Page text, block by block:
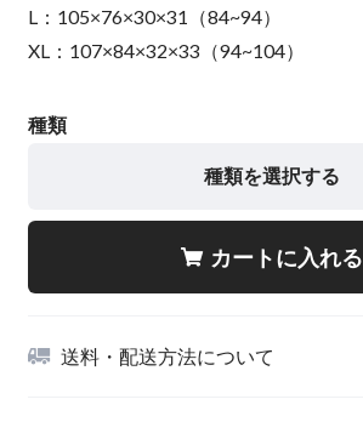
L：105×76×30×31（84~94）
XL：107×84×32×33（94~104）
種類
種類を選択する
カートに入れる
送料・配送方法について